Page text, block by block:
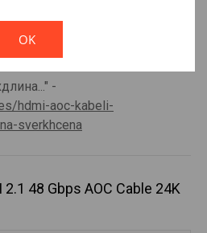
кабеля можно
-
hdmi-aoc-kabeli-
sverkhcena
48 Gbps AOC Cable 24K
Not valid!
OK